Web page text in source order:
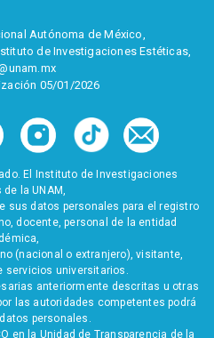
Autónoma de México,
de Investigaciones Estéticas,
05/01/2026
El Instituto de Investigaciones
de la UNAM,
sus datos personales para el registro
docente, personal de la entidad
(nacional o extranjero), visitante,
servicios universitarios.
anteriormente descritas u otras
las autoridades competentes podrá
personales.
en la Unidad de Transparencia de la